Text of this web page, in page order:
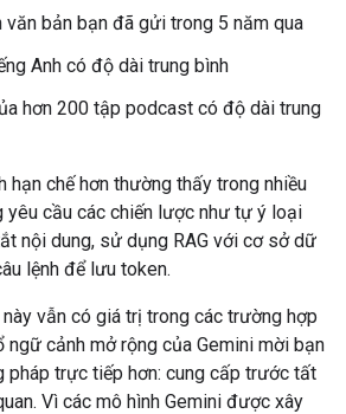
văn bản bạn đã gửi trong 5 năm qua
Anh có độ dài trung bình
hơn 200 tập podcast có độ dài trung
hạn chế hơn thường thấy trong nhiều
yêu cầu các chiến lược như tự ý loại
nội dung, sử dụng RAG với cơ sở dữ
lệnh để lưu token.
vẫn có giá trị trong các trường hợp
ngữ cảnh mở rộng của Gemini mời bạn
pháp trực tiếp hơn: cung cấp trước tất
Vì các mô hình Gemini được xây